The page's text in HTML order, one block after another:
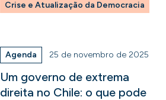
Crise e Atualização da Democracia
Agenda 25 de novembro de 2025
Um governo de extrema
direita no Chile: o que pode